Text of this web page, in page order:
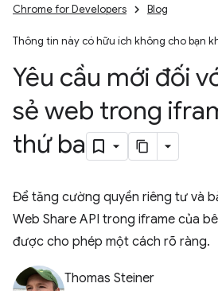
Chrome for Developers Blog
Thông tin này có hữu ích không cho bạn
Yêu cầu mới đối
sẻ web trong
thứ ba
Để tăng cường quyền riêng tư và
Web Share API trong iframe của
được cho phép một cách rõ ràng.
Thomas Steiner